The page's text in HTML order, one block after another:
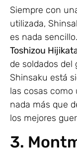
Siempre con
utilizada,
es nada
Toshizou
de soldados del
Shinsaku está
las cosas
nada más que
los mejores
3.